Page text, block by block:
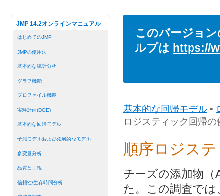
JMP 14.2オンラインマニュアル
はじめてのJMP
JMPの使用法
基本的な統計分析
グラフ機能
プロファイル機能
実験計画(DOE)
基本的な回帰モデル
予測モデルおよび発展的なモデル
多変量分析
品質と工程
信頼性/生存時間分析
このバージョ
ルプは https://
基本的な回帰モデル •
ロジスティック回帰の
順序ロジス
チーズの添加物
た。この調査で